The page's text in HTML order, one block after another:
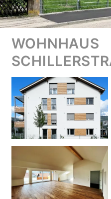
WOHNHAUS